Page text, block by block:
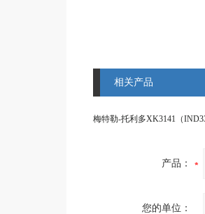
相关产品
产品：
您的单位：